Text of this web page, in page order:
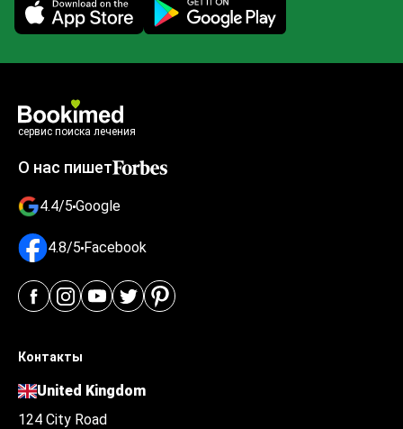
Mobile app illustration
сервис поиска лечения
О нас пишет
4.4/5 Google
4.8/5 Facebook
Контакты
United Kingdom
124 City Road